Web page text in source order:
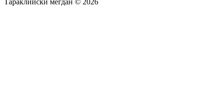
Тараклийски мегдан © 2026